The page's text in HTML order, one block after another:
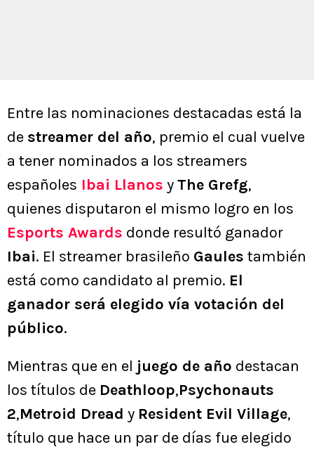
Entre las nominaciones destacadas está la
de streamer del año, premio el cual vuelve
a tener nominados a los streamers
españoles Ibai Llanos yThe Grefg,
quienes disputaron el mismo logro en los
Esports Awards donde resultó ganador
Ibai. El streamer brasileño Gaules también
está como candidato al premio. El
ganador será elegido vía votación del
público.
Mientras que en el juego de año destacan
los títulos de Deathloop,Psychonauts
2,Metroid Dread y Resident Evil Village,
título que hace un par de días fue elegido